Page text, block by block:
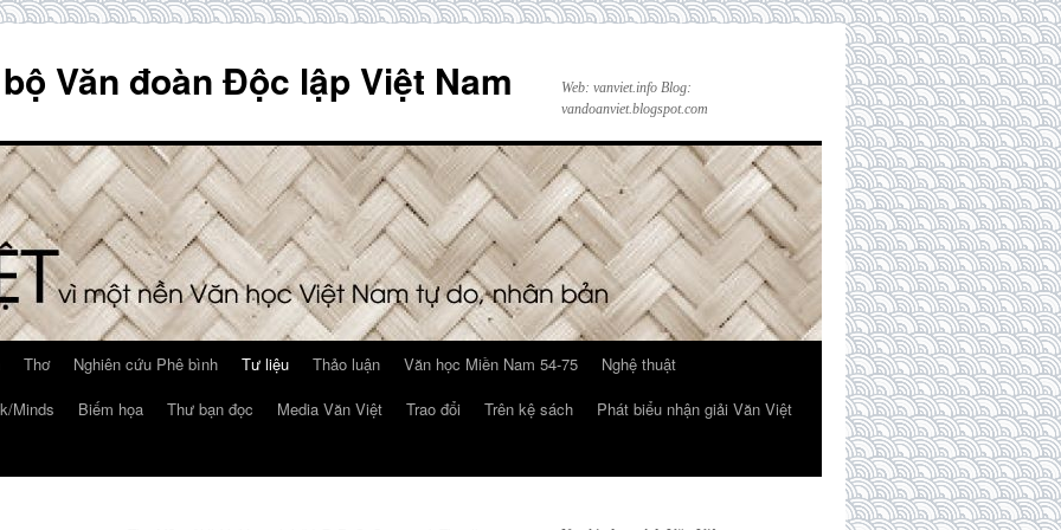
Văn đoàn Độc lập Việt Nam
Web: vanviet.info Blog:
vandoanviet.blogspot.com
Thơ Nghiên cứu Phê bình Tư liệu Thảo luận Văn học Miền Nam 54-75
Nghệ thuật
Minds Biếm họa Thư bạn đọc Media Văn Việt Trao đổi Trên kệ sách
Phát biểu nhận giải Văn Việt